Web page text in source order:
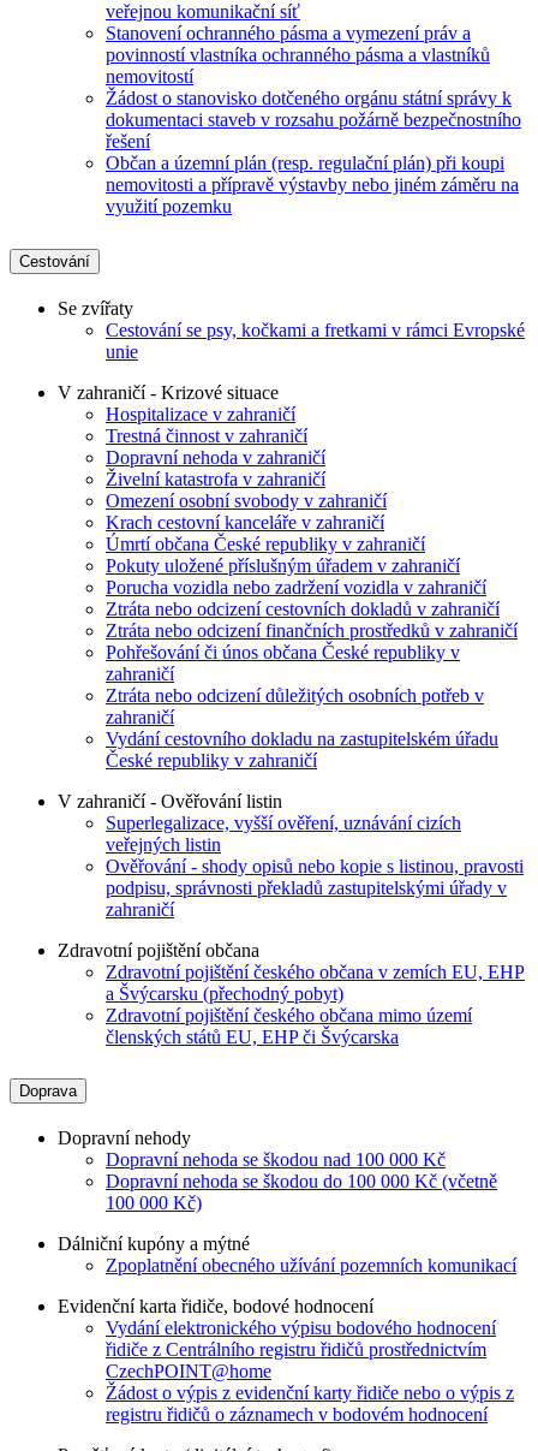
veřejnou komunikační síť
Stanovení ochranného pásma a vymezení práv a
povinností vlastníka ochranného pásma a vlastníků
nemovitostí
Žádost o stanovisko dotčeného orgánu státní správy k
dokumentaci staveb v rozsahu požárně bezpečnostního
řešení
Občan a územní plán (resp. regulační plán) při koupi
nemovitosti a přípravě výstavby nebo jiném záměru na
využití pozemku
Cestování
Se zvířaty
Cestování se psy, kočkami a fretkami v rámci Evropské
unie
V zahraničí - Krizové situace
Hospitalizace v zahraničí
Trestná činnost v zahraničí
Dopravní nehoda v zahraničí
Živelní katastrofa v zahraničí
Omezení osobní svobody v zahraničí
Krach cestovní kanceláře v zahraničí
Úmrtí občana České republiky v zahraničí
Pokuty uložené příslušným úřadem v zahraničí
Porucha vozidla nebo zadržení vozidla v zahraničí
Ztráta nebo odcizení cestovních dokladů v zahraničí
Ztráta nebo odcizení finančních prostředků v zahraničí
Pohřešování či únos občana České republiky v
zahraničí
Ztráta nebo odcizení důležitých osobních potřeb v
zahraničí
Vydání cestovního dokladu na zastupitelském úřadu
České republiky v zahraničí
V zahraničí - Ověřování listin
Superlegalizace, vyšší ověření, uznávání cizích
veřejných listin
Ověřování - shody opisů nebo kopie s listinou, pravosti
podpisu, správnosti překladů zastupitelskými úřady v
zahraničí
Zdravotní pojištění občana
Zdravotní pojištění českého občana v zemích EU, EHP
a Švýcarsku (přechodný pobyt)
Zdravotní pojištění českého občana mimo území
členských států EU, EHP či Švýcarska
Doprava
Dopravní nehody
Dopravní nehoda se škodou nad 100 000 Kč
Dopravní nehoda se škodou do 100 000 Kč (včetně
100 000 Kč)
Dálniční kupóny a mýtné
Zpoplatnění obecného užívání pozemních komunikací
Evidenční karta řidiče, bodové hodnocení
Vydání elektronického výpisu bodového hodnocení
řidiče z Centrálního registru řidičů prostřednictvím
CzechPOINT@home
Žádost o výpis z evidenční karty řidiče nebo o výpis z
registru řidičů o záznamech v bodovém hodnocení